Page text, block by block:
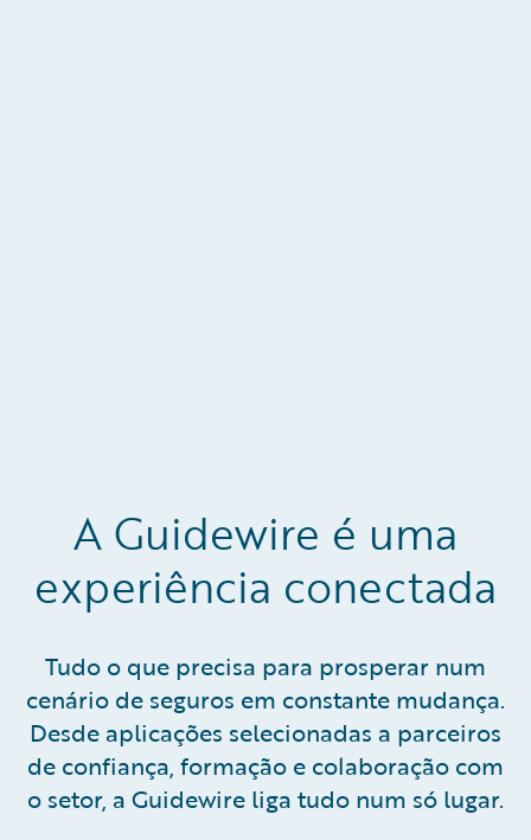
A Guidewire é uma
experiência conectada
Tudo o que precisa para prosperar num
cenário de seguros em constante mudança.
Desde aplicações selecionadas a parceiros
de confiança, formação e colaboração com
o setor, a Guidewire liga tudo num só lugar.